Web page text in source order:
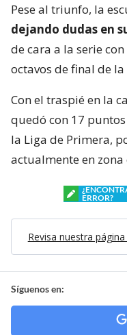
Pese al triunfo, la
dejando dudas en
de cara a la serie
octavos de final de
Con el traspié en la
quedó con 17
la Liga de Primera,
actualmente en zona
ERROR?
Revisa nuestra
Síguenos en: